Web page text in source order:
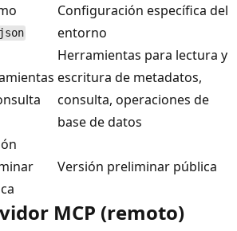
Configuración específica del
entorno
Herramientas para lectura y
escritura de metadatos,
consulta, operaciones de
base de datos
Versión preliminar pública
MCP (remoto)